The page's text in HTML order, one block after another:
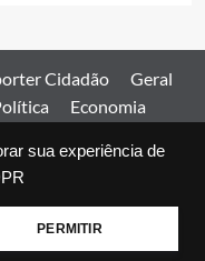
sua experiência de
PERMITIR
Cidadão
Geral
Economia
Expediente Home
os direitos reservados.